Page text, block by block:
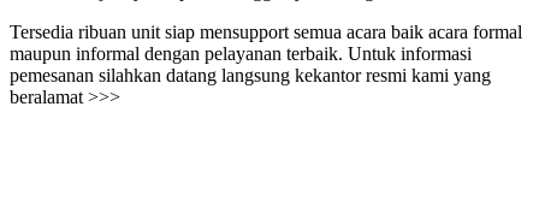
Tersedia ribuan unit siap mensupport semua acara baik acara formal
maupun informal dengan pelayanan terbaik. Untuk informasi
pemesanan silahkan datang langsung kekantor resmi kami yang
beralamat >>>